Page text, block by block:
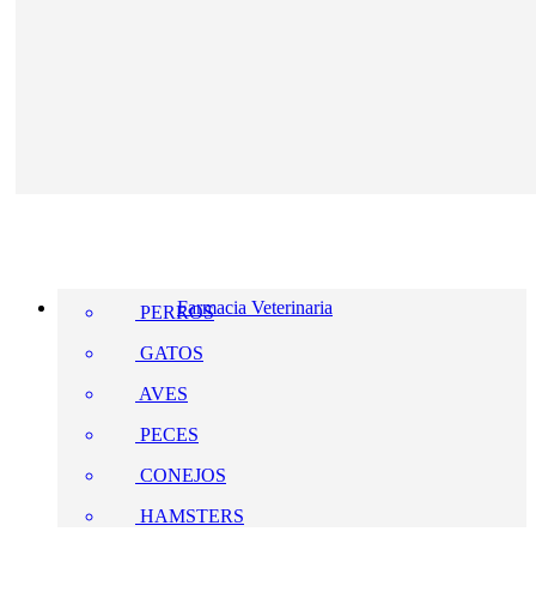
Farmacia Veterinaria
PERROS
GATOS
AVES
PECES
CONEJOS
HAMSTERS